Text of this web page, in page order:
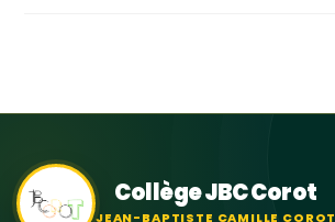
Collège JBC Corot
JEAN-BAPTISTE CAMILLE COROT